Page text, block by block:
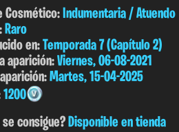
Cosmético: Indumentaria / Atuendo
Raro
en:Temporada 7 (Capítulo 2)
aparición:Viernes, 06-08-2021
Martes, 15-04-2025
1200
se consigue?Disponible en tienda